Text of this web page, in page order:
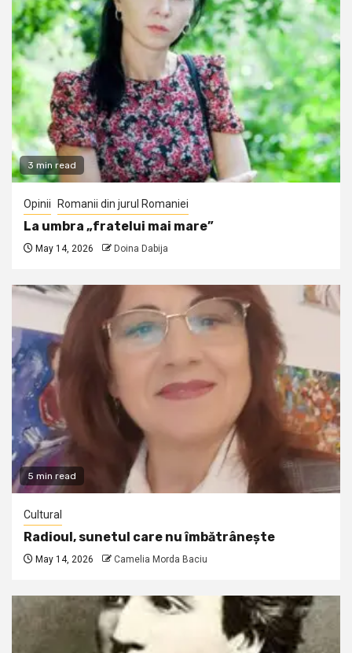
3 min read
Opinii Romanii din jurul Romaniei
La umbra „fratelui mai mare”
May 14, 2026 Doina Dabija
5 min read
Cultural
Radioul, sunetul care nu îmbătrânește
May 14, 2026 Camelia Morda Baciu